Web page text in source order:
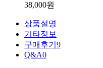
38,000원
상품설명
기타정보
구매후기 9
Q&A0